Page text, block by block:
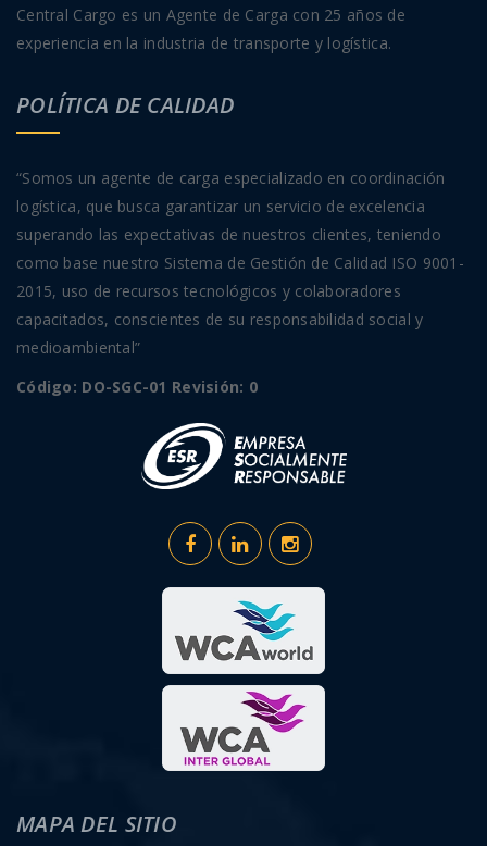
Central Cargo es un Agente de Carga con 25 años de
experiencia en la industria de transporte y logística.
POLÍTICA DE CALIDAD
“Somos un agente de carga especializado en coordinación
logística, que busca garantizar un servicio de excelencia
superando las expectativas de nuestros clientes, teniendo
como base nuestro Sistema de Gestión de Calidad ISO 9001-
2015, uso de recursos tecnológicos y colaboradores
capacitados, conscientes de su responsabilidad social y
medioambiental”
Código: DO-SGC-01 Revisión: 0
MAPA DEL SITIO